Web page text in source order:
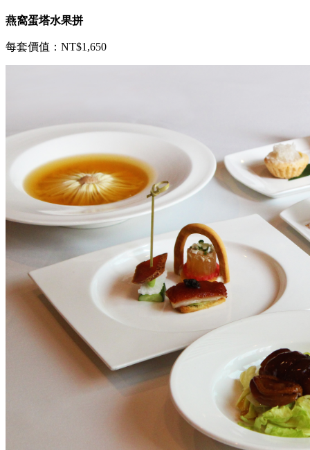
燕窩蛋塔水果拼
每套價值：NT$1,650